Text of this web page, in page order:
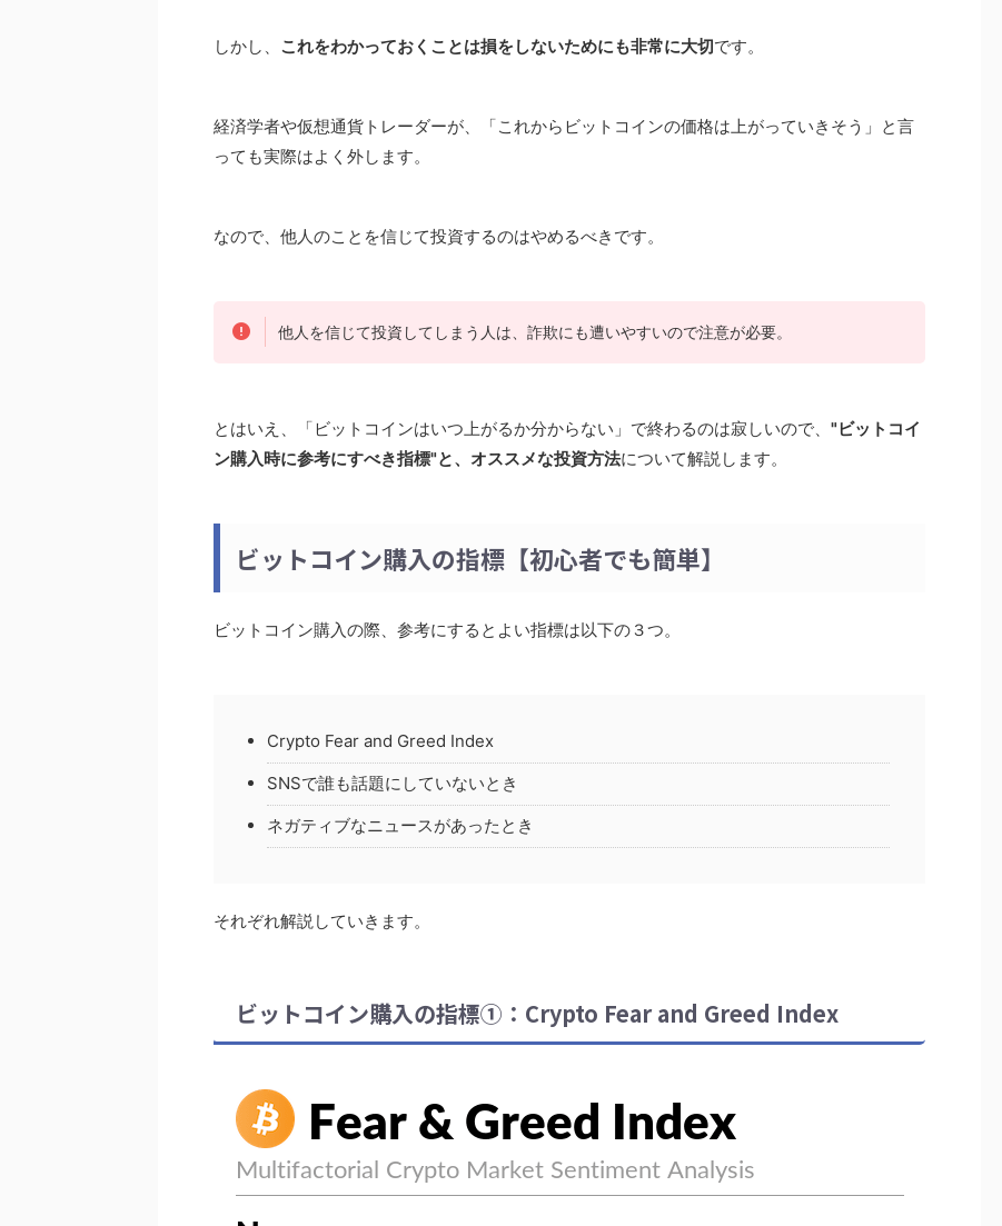
しかし、 これをわかっておくことは損をしないためにも非常に大切です。
経済学者や仮想通貨トレーダーが、「これからビットコインの価格は上がっていきそう」と言
っても実際はよく外します。
なので、他人のことを信じて投資するのはやめるべきです。
他人を信じて投資してしまう人は、詐欺にも遭いやすいので注意が必要。
とはいえ、「ビットコインはいつ上がるか分からない」で終わるのは寂しいので、 "ビットコイ
ン購入時に参考にすべき指標"と、オススメな投資方法について解説します。
ビットコイン購入の指標【初心者でも簡単】
ビットコイン購入の際、参考にするとよい指標は以下の３つ。
Crypto Fear and Greed Index
SNSで誰も話題にしていないとき
ネガティブなニュースがあったとき
それぞれ解説していきます。
ビットコイン購入の指標①：Crypto Fear and Greed Index